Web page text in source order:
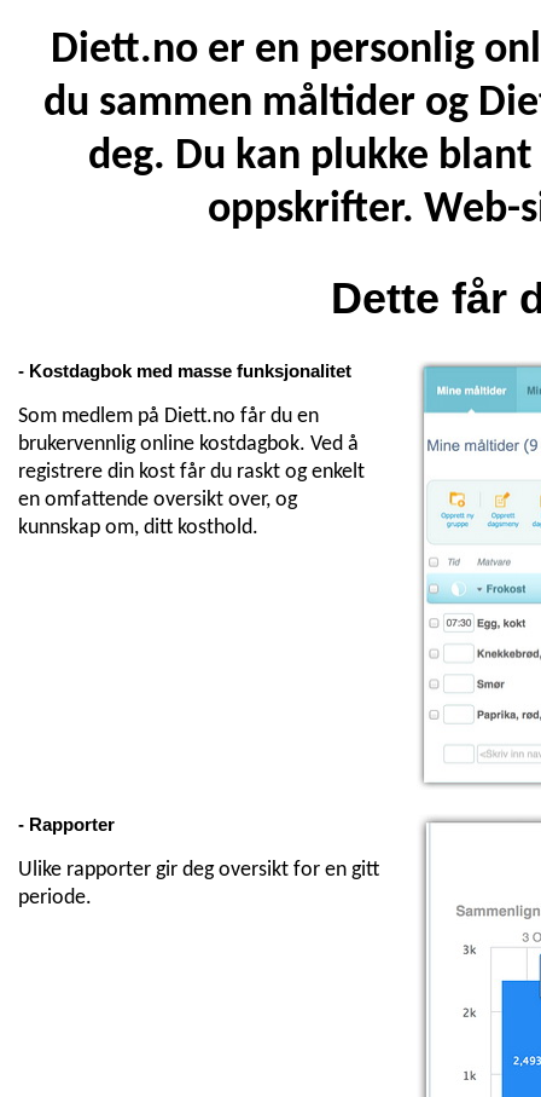
Diett.no er en personlig
du sammen måltider og
deg. Du kan plukke
oppskrifter. Web-
Dette får
- Kostdagbok med masse funksjonalitet
Som medlem på Diett.no får du en
brukervennlig online kostdagbok. Ved å
registrere din kost får du raskt og enkelt
en omfattende oversikt over, og
kunnskap om, ditt kosthold.
- Rapporter
Ulike rapporter gir deg oversikt for en gitt
periode.